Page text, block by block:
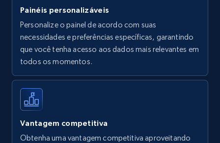
7.4K+ 870+
Walmart - products
Specifications, Image urls, Top reviews, and
more.
5.6K+ 875+
Painéis personalizáveis
Personalize o painel de acordo com suas
necessidades e preferências específicas, garantindo
que você tenha acesso aos dados mais relevantes em
todos os momentos.
Vantagem competitiva
Obtenha uma vantagem competitiva aproveitando